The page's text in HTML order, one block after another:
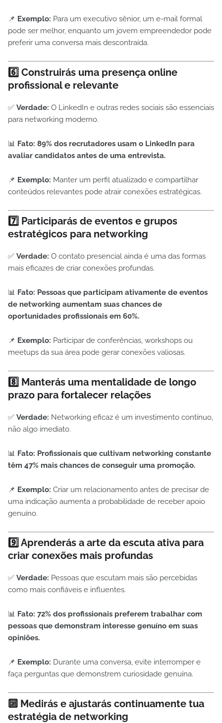
📌 Exemplo: Para um executivo sênior, um e-mail formal
pode ser melhor, enquanto um jovem empreendedor pode
preferir uma conversa mais descontraída.
6️⃣ Construirás uma presença online
profissional e relevante
✅ Verdade: O LinkedIn e outras redes sociais são essenciais
para networking moderno.
📊 Fato: 89% dos recrutadores usam o LinkedIn para
avaliar candidatos antes de uma entrevista.
📌 Exemplo: Manter um perfil atualizado e compartilhar
conteúdos relevantes pode atrair conexões estratégicas.
7️⃣ Participarás de eventos e grupos
estratégicos para networking
✅ Verdade: O contato presencial ainda é uma das formas
mais eficazes de criar conexões profundas.
📊 Fato: Pessoas que participam ativamente de eventos
de networking aumentam suas chances de
oportunidades profissionais em 60%.
📌 Exemplo: Participar de conferências, workshops ou
meetups da sua área pode gerar conexões valiosas.
8️⃣ Manterás uma mentalidade de longo
prazo para fortalecer relações
✅ Verdade: Networking eficaz é um investimento contínuo,
não algo imediato.
📊 Fato: Profissionais que cultivam networking constante
têm 47% mais chances de conseguir uma promoção.
📌 Exemplo: Criar um relacionamento antes de precisar de
uma indicação aumenta a probabilidade de receber apoio
genuíno.
9️⃣ Aprenderás a arte da escuta ativa para
criar conexões mais profundas
✅ Verdade: Pessoas que escutam mais são percebidas
como mais confiáveis e influentes.
📊 Fato: 72% dos profissionais preferem trabalhar com
pessoas que demonstram interesse genuíno em suas
opiniões.
📌 Exemplo: Durante uma conversa, evite interromper e
faça perguntas que demonstrem curiosidade genuína.
🔟 Medirás e ajustarás continuamente tua
estratégia de networking